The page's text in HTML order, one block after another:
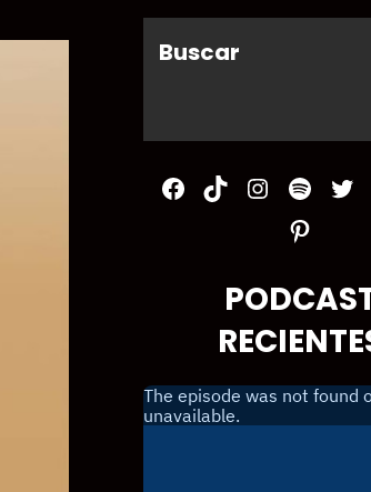
Buscar
Facebook TikTok Instagram Spotify Twitter
Pinterest